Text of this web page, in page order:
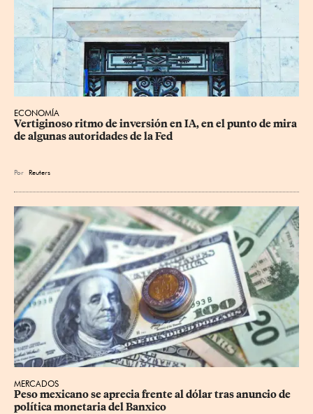
ECONOMÍA
Vertiginoso ritmo de inversión en IA, en el punto de mira
de algunas autoridades de la Fed
Por Reuters
MERCADOS
Peso mexicano se aprecia frente al dólar tras anuncio de
política monetaria del Banxico